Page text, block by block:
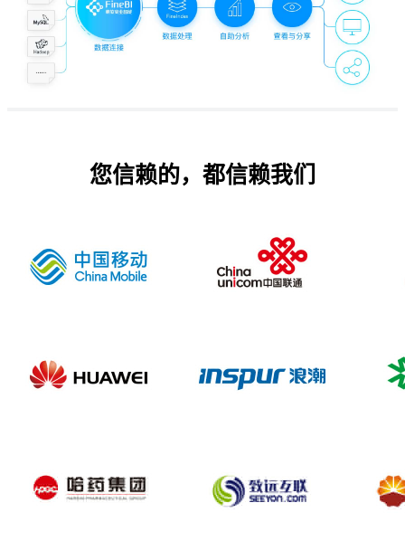
您信赖的，都信赖我们